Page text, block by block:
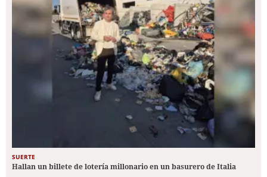
SUERTE
Hallan un billete de lotería millonario en un basurero de Italia